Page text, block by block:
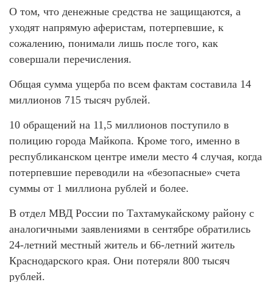
О том, что денежные средства не защищаются, а
уходят напрямую аферистам, потерпевшие, к
сожалению, понимали лишь после того, как
совершали перечисления.
Общая сумма ущерба по всем фактам составила 14
миллионов 715 тысяч рублей.
10 обращений на 11,5 миллионов поступило в
полицию города Майкопа. Кроме того, именно в
республиканском центре имели место 4 случая, когда
потерпевшие переводили на «безопасные» счета
суммы от 1 миллиона рублей и более.
В отдел МВД России по Тахтамукайскому району с
аналогичными заявлениями в сентябре обратились
24-летний местный житель и 66-летний житель
Краснодарского края. Они потеряли 800 тысяч
рублей.